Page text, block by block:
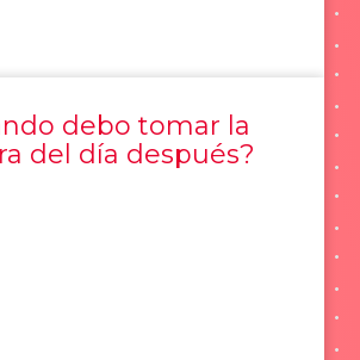
debo tomar la
del día después?